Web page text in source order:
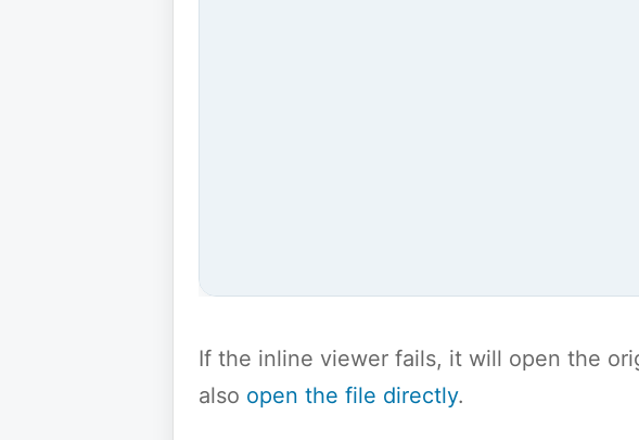
If the inline viewer fails, it will open the
also open the file directly.